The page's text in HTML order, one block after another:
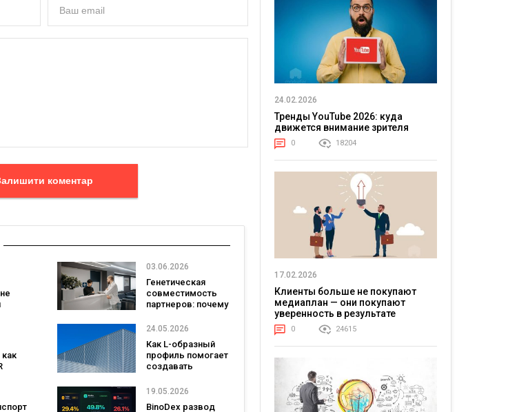
Залишити коментар
03.06.2026
Генетическая
совместимость
партнеров: почему
проверить
24.05.2026
Как L-образный
профиль помогает
создавать
конструкции
19.05.2026
BinoDex развод
24.02.2026
Тренды YouTube 2026: куда
движется внимание зрителя
0 18204
17.02.2026
Клиенты больше не покупают
медиаплан — они покупают
уверенность в результате
0 24615